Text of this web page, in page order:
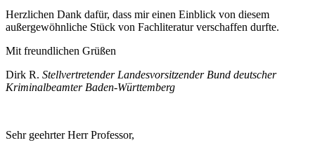
Herzlichen Dank dafür, dass mir einen Einblick von diesem
außergewöhnliche Stück von Fachliteratur verschaffen durfte.
Mit freundlichen Grüßen
Dirk R. Stellvertretender Landesvorsitzender Bund deutscher
Kriminalbeamter Baden-Württemberg
Sehr geehrter Herr Professor,